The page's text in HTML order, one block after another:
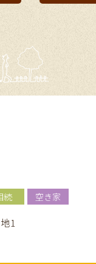
続 空き家
1